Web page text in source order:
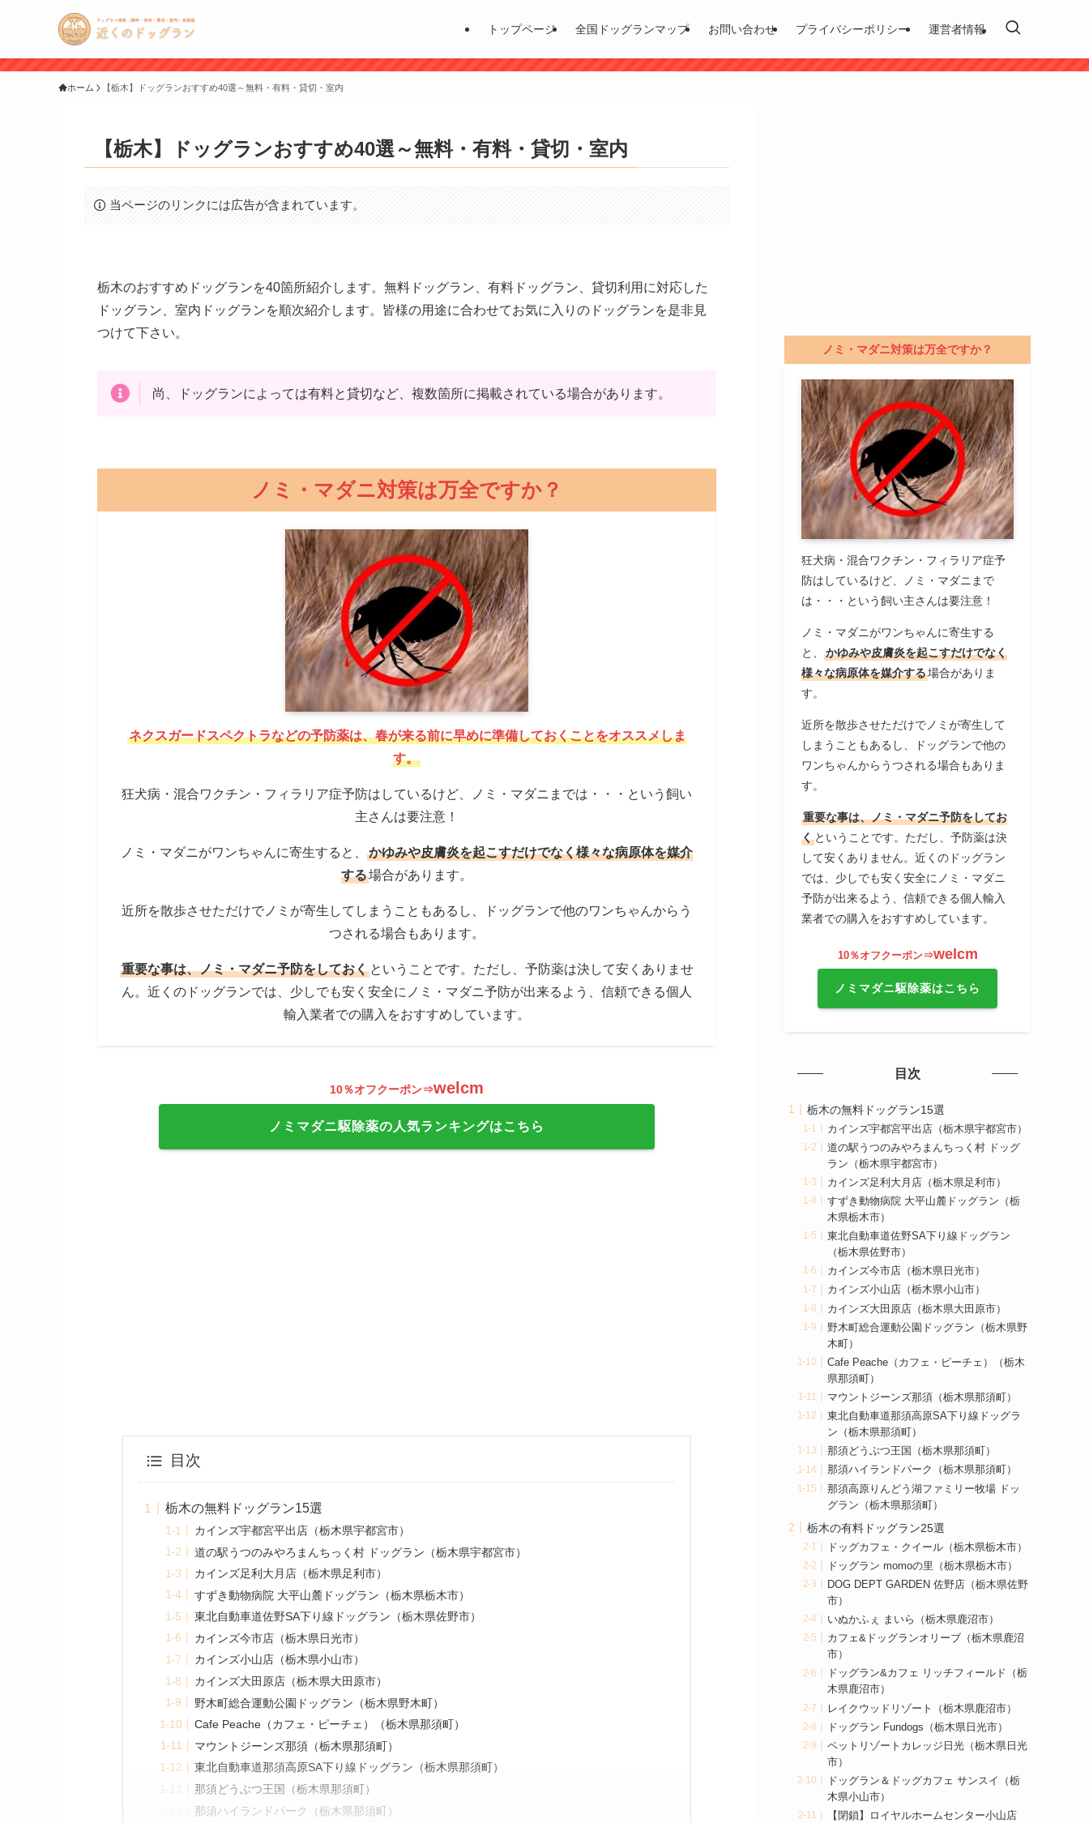
トップページ 全国ドッグランマップ お問い合わせ プライバシーポリシー 運営者情報
ホーム 【栃木】ドッグランおすすめ40選～無料・有料・貸切・室内
【栃木】ドッグランおすすめ40選～無料・有料・貸切・室内
当ページのリンクには広告が含まれています。
栃木のおすすめドッグランを40箇所紹介します。無料ドッグラン、有料ドッグラン、貸切利用に対応した
ドッグラン、室内ドッグランを順次紹介します。皆様の用途に合わせてお気に入りのドッグランを是非見
つけて下さい。
尚、ドッグランによっては有料と貸切など、複数箇所に掲載されている場合があります。
ノミ・マダニ対策は万全ですか？
ネクスガードスペクトラなどの予防薬は、春が来る前に早めに準備しておくことをオススメしま
す。
狂犬病・混合ワクチン・フィラリア症予防はしているけど、ノミ・マダニまでは・・・という飼い
主さんは要注意！
ノミ・マダニがワンちゃんに寄生すると、
かゆみや皮膚炎を起こすだけでなく様々な病原体を媒介
する場合があります。
近所を散歩させただけでノミが寄生してしまうこともあるし、ドッグランで他のワンちゃんからう
つされる場合もあります。
重要な事は、ノミ・マダニ予防をしておく ということです。ただし、予防薬は決して安くありませ
ん。近くのドッグランでは、少しでも安く安全にノミ・マダニ予防が出来るよう、信頼できる個人
輸入業者での購入をおすすめしています。
10％オフクーポン⇒welcm
ノミマダニ駆除薬の人気ランキングはこちら
目次
栃木の無料ドッグラン15選
カインズ宇都宮平出店（栃木県宇都宮市）
道の駅うつのみやろまんちっく村 ドッグラン（栃木県宇都宮市）
カインズ足利大月店（栃木県足利市）
すずき動物病院 大平山麓ドッグラン（栃木県栃木市）
東北自動車道佐野SA下り線ドッグラン（栃木県佐野市）
カインズ今市店（栃木県日光市）
カインズ小山店（栃木県小山市）
カインズ大田原店（栃木県大田原市）
野木町総合運動公園ドッグラン（栃木県野木町）
Cafe Peache（カフェ・ピーチェ）（栃木県那須町）
マウントジーンズ那須（栃木県那須町）
東北自動車道那須高原SA下り線ドッグラン（栃木県那須町）
那須どうぶつ王国（栃木県那須町）
那須ハイランドパーク（栃木県那須町）
ノミ・マダニ対策は万全ですか？
狂犬病・混合ワクチン・フィラリア症予
防はしているけど、ノミ・マダニまで
は・・・という飼い主さんは要注意！
ノミ・マダニがワンちゃんに寄生する
と、
かゆみや皮膚炎を起こすだけでなく
様々な病原体を媒介する場合がありま
す。
近所を散歩させただけでノミが寄生して
しまうこともあるし、ドッグランで他の
ワンちゃんからうつされる場合もありま
す。
重要な事は、ノミ・マダニ予防をしてお
く ということです。ただし、予防薬は決
して安くありません。近くのドッグラン
では、少しでも安く安全にノミ・マダニ
予防が出来るよう、信頼できる個人輸入
業者での購入をおすすめしています。
10％オフクーポン⇒welcm
ノミマダニ駆除薬はこちら
目次
栃木の無料ドッグラン15選
カインズ宇都宮平出店（栃木県宇都宮市）
道の駅うつのみやろまんちっく村 ドッグ
ラン（栃木県宇都宮市）
カインズ足利大月店（栃木県足利市）
すずき動物病院 大平山麓ドッグラン（栃
木県栃木市）
東北自動車道佐野SA下り線ドッグラン
（栃木県佐野市）
カインズ今市店（栃木県日光市）
カインズ小山店（栃木県小山市）
カインズ大田原店（栃木県大田原市）
野木町総合運動公園ドッグラン（栃木県野
木町）
Cafe Peache（カフェ・ピーチェ）（栃木
県那須町）
マウントジーンズ那須（栃木県那須町）
東北自動車道那須高原SA下り線ドッグラ
ン（栃木県那須町）
那須どうぶつ王国（栃木県那須町）
那須ハイランドパーク（栃木県那須町）
那須高原りんどう湖ファミリー牧場 ドッ
グラン（栃木県那須町）
栃木の有料ドッグラン25選
ドッグカフェ・クイール（栃木県栃木市）
ドッグラン momoの里（栃木県栃木市）
DOG DEPT GARDEN 佐野店（栃木県佐野
市）
いぬかふぇ まいら（栃木県鹿沼市）
カフェ&ドッグランオリーブ（栃木県鹿沼
市）
ドッグラン&カフェ リッチフィールド（栃
木県鹿沼市）
レイクウッドリゾート（栃木県鹿沼市）
ドッグラン Fundogs（栃木県日光市）
ペットリゾートカレッジ日光（栃木県日光
市）
ドッグラン＆ドッグカフェ サンスイ（栃
木県小山市）
【閉鎖】ロイヤルホームセンター小山店